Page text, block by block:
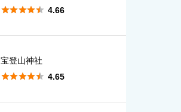
 4.66
宝登山神社
 4.65